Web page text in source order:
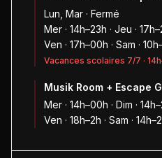
Lun, Mar · Fermé
Mer · 14h–23h · Jeu ·
Ven · 17h–00h · Sam ·
Vacances scolaires 7/7 ·
Musik Room + Escape
Mer · 14h–00h · Dim ·
Ven · 18h–2h · Sam ·